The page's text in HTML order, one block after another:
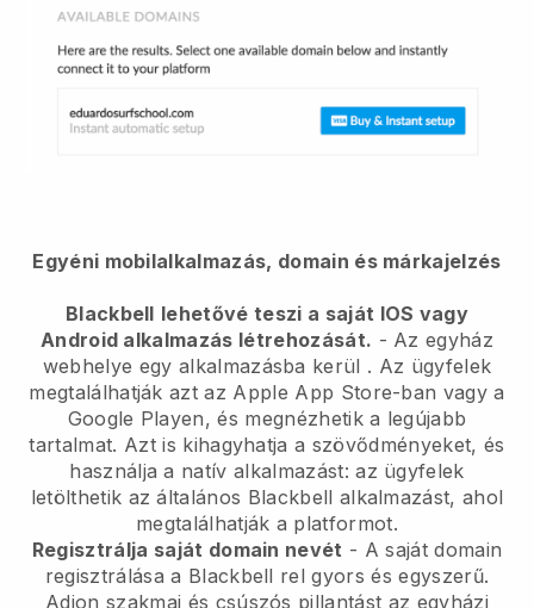
Egyéni mobilalkalmazás, domain és márkajelzés
Blackbell lehetővé teszi a saját IOS vagy
Android alkalmazás létrehozását. - Az egyház
webhelye egy alkalmazásba kerül . Az ügyfelek
megtalálhatják azt az Apple App Store-ban vagy a
Google Playen, és megnézhetik a legújabb
tartalmat. Azt is kihagyhatja a szövődményeket, és
használja a natív alkalmazást: az ügyfelek
letölthetik az általános Blackbell alkalmazást, ahol
megtalálhatják a platformot.
Regisztrálja saját domain nevét - A saját domain
regisztrálása a Blackbell rel gyors és egyszerű.
Adjon szakmai és csúszós pillantást az egyházi